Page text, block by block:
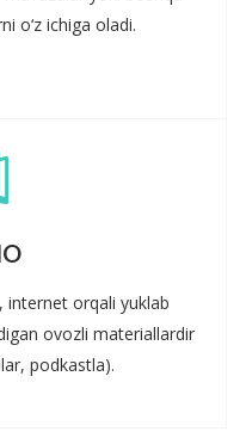
o‘z ichiga oladi.
internet orqali yuklab
ovozli materiallardir
podkastla).